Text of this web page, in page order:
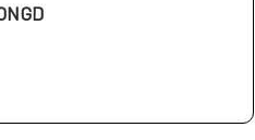
Pays de
– 2027